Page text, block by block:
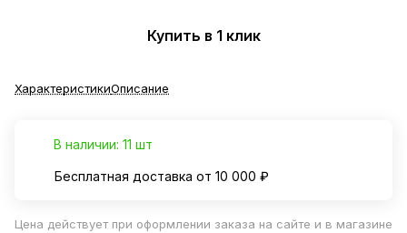
Купить в 1 клик
ХарактеристикиОписание
В наличии: 11 шт
Бесплатная доставка от 10 000 ₽
Цена действует при оформлении заказа на сайте и в магазине